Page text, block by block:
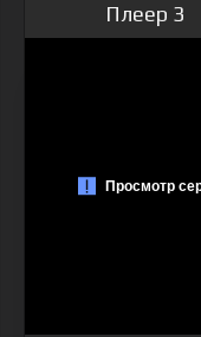
Плеер 3